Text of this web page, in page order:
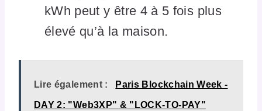
kWh peut y être 4 à 5 fois plus
élevé qu’à la maison.
Lire également : Paris Blockchain Week -
DAY 2: "Web3XP" & "LOCK-TO-PAY"